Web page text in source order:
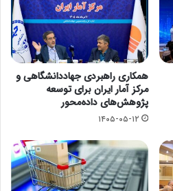
همکاری راهبردی جهاددانشگاهی و
مرکز آمار ایران برای توسعه
پژوهش‌های داده‌محور
۱۴۰۵-۰۵-۱۲